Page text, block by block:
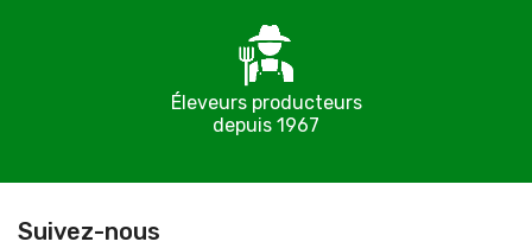
Éleveurs producteurs
depuis 1967
Suivez-nous